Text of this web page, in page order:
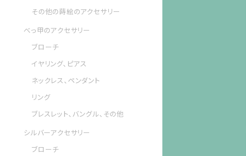
その他の蒔絵のアクセサリー
べっ甲のアクセサリー
ブローチ
イヤリング、ピアス
ネックレス、ペンダント
リング
ブレスレット、バングル、その他
シルバーアクセサリー
ブローチ